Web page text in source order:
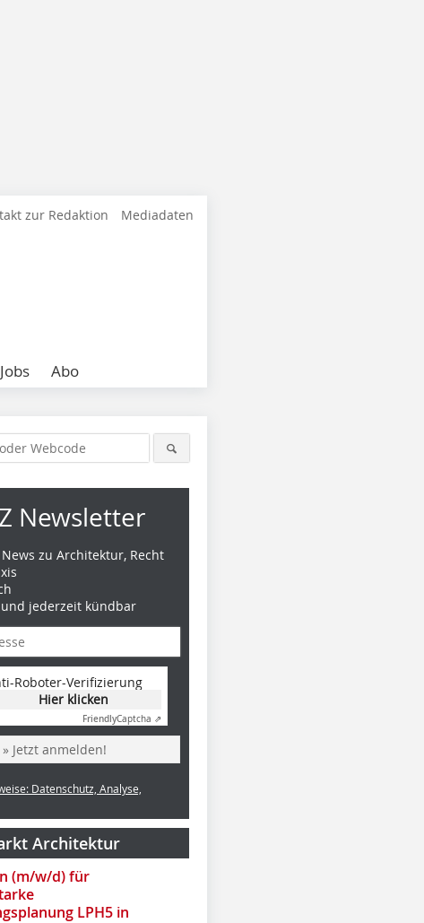
zur Redaktion Mediadaten
Jobs Abo
Newsletter
zu Architektur, Recht
und jederzeit kündbar
Roboter-Verifizierung
Hier klicken
FriendlyCaptcha ⇗
» Jetzt anmelden!
Datenschutz, Analyse,
Architektur
(m/w/d) für
LPH5 in